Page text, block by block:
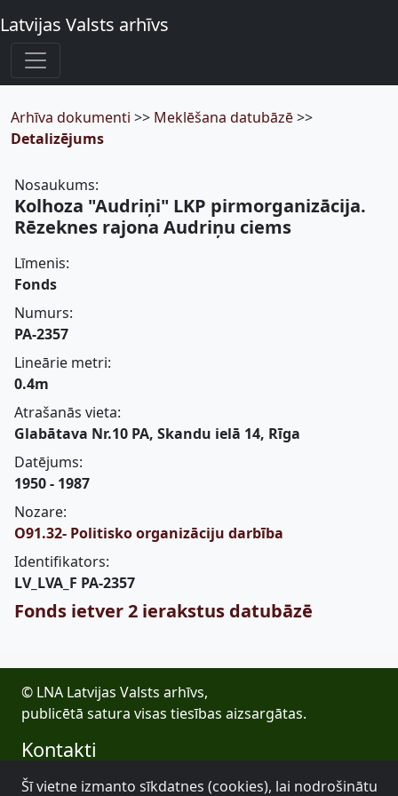
Latvijas Valsts arhīvs
Arhīva dokumenti >> Meklēšana datubāzē>>
Detalizējums
Nosaukums:
Kolhoza "Audriņi" LKP pirmorganizācija.
Rēzeknes rajona Audriņu ciems
Līmenis:
Fonds
Numurs:
PA-2357
Lineārie metri:
0.4m
Atrašanās vieta:
Glabātava Nr.10 PA, Skandu ielā 14, Rīga
Datējums:
1950 - 1987
Nozare:
O91.32- Politisko organizāciju darbība
Identifikators:
LV_LVA_F PA-2357
Fonds ietver 2 ierakstus datubāzē
© LNA Latvijas Valsts arhīvs,
publicētā satura visas tiesības aizsargātas.
Kontakti
E-pasts: lva@arhivi.gov.lv
Šī vietne izmanto sīkdatnes (cookies), lai nodrošinātu